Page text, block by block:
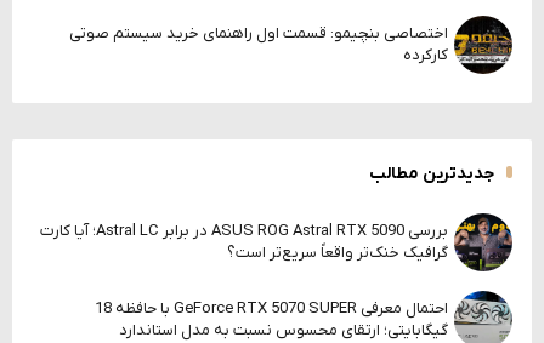
اختصاصی بنچیمو: قسمت اول راهنمای خرید سیستم صوتی
کارکرده
جدیدترین مطالب
بررسی ASUS ROG Astral RTX 5090 در برابر Astral LC؛ آیا کارت
گرافیک خنک‌تر واقعاً سریع‌تر است؟
احتمال معرفی GeForce RTX 5070 SUPER با حافظه 18
گیگابایتی؛ ارتقای محسوس نسبت به مدل استاندارد